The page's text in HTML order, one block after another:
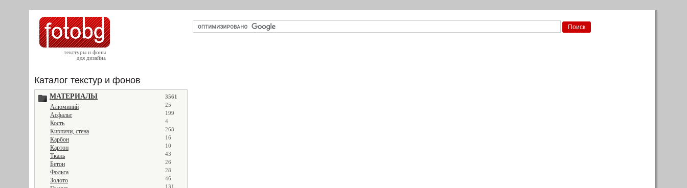
текстуры и фоны
для дизайна
Каталог текстур и фонов
МАТЕРИАЛЫ 3561
Алюминий 25
Асфальт 199
Кость 4
Кирпичи, стена 268
Карбон 16
Картон 10
Ткань 43
Бетон 26
Фольга 28
Золото 46
131